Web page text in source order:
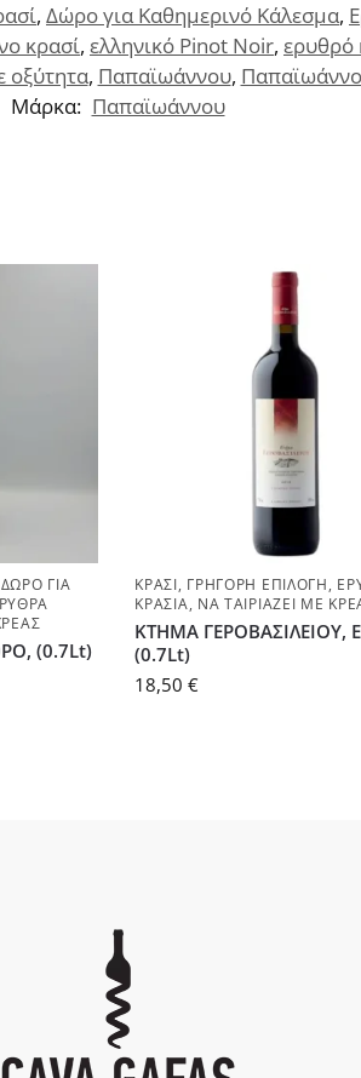
, Δώρο για Καθημερινό Κάλεσμα,
κρασί, ελληνικό Pinot Noir, ερυθρό
οξύτητα, Παπαϊωάννου,
Μάρκα: Παπαϊωάννου
ΔΏΡΟ ΓΙΑ
(0.7Lt)
ΚΡΑΣΊ, ΓΡΉΓΟΡΗ ΕΠΙΛΟΓΉ ,
ΚΡΑΣΙΆ, ΝΑ ΤΑΙΡΙΆΖΕΙ ΜΕ
ΚΤΗΜΑ ΓΕΡΟΒΑΣΙΛΕΙΟΥ,
(0.7Lt)
18,50€